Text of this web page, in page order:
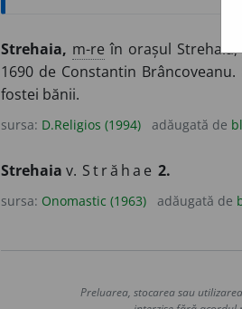
Strehaia, m-re în orașul Strehaia,
1690 de Constantin
fostei bănii.
sursa: D.Religios (1994) adăugată de
Strehaia v. Străhae 2.
sursa: Onomastic (1963) adăugată de
Preluarea, stocarea sau